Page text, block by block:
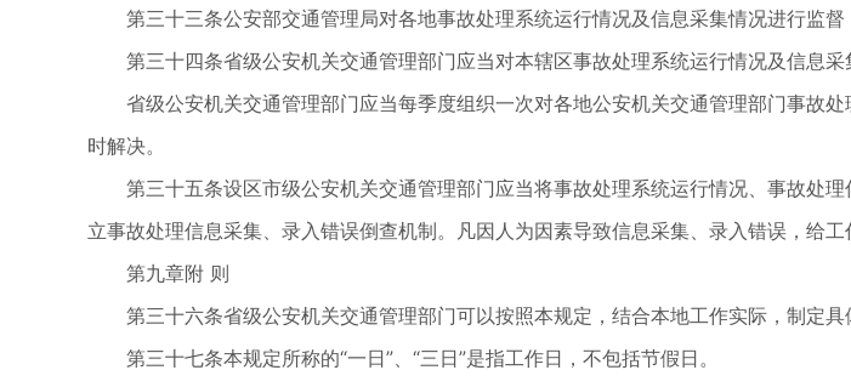
第三十三条公安部交通管理局对各地事故处理系统运行情况及信息采集情况进行监督
第三十四条省级公安机关交通管理部门应当对本辖区事故处理系统运行情况及信息
省级公安机关交通管理部门应当每季度组织一次对各地公安机关交通管理部门事故
时解决。
第三十五条设区市级公安机关交通管理部门应当将事故处理系统运行情况、事故处
立事故处理信息采集、录入错误倒查机制。凡因人为因素导致信息采集、录入错误，给
第九章附 则
第三十六条省级公安机关交通管理部门可以按照本规定，结合本地工作实际，制定具
第三十七条本规定所称的“一日”、“三日”是指工作日，不包括节假日。